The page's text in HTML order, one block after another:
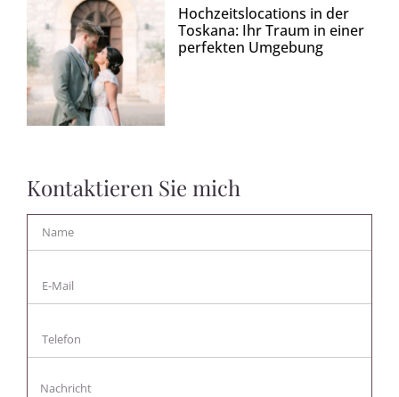
Hochzeitslocations in der
Toskana: Ihr Traum in einer
perfekten Umgebung
Kontaktieren Sie mich